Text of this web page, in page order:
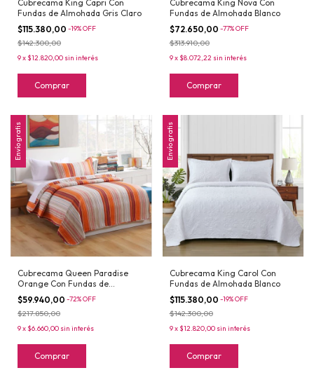
Cubrecama King Capri Con
Fundas de Almohada Gris Claro
$115.380,00 -19%OFF
$142.300,00
9x$12.820,00 sin interés
Comprar
Cubrecama King Nova Con
Fundas de Almohada Blanco
$72.650,00 -77%OFF
$313.910,00
9x$8.072,22 sin interés
Comprar
Envío gratis
Cubrecama Queen Paradise
Orange Con Fundas de
Almohada
$59.940,00 -72%OFF
$217.850,00
9x$6.660,00 sin interés
Comprar
Envío gratis
Cubrecama King Carol Con
Fundas de Almohada Blanco
$115.380,00 -19%OFF
$142.300,00
9x$12.820,00 sin interés
Comprar